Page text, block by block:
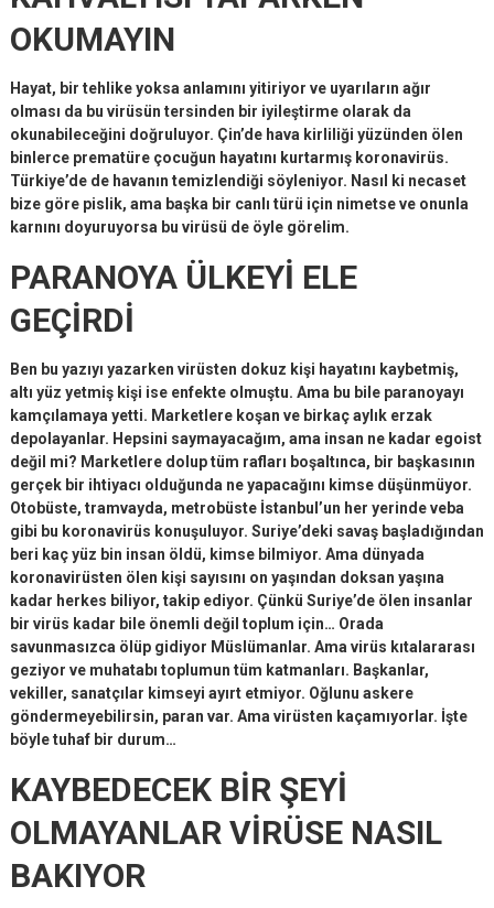
OKUMAYIN
Hayat, bir tehlike yoksa anlamını yitiriyor ve uyarıların ağır
olması da bu virüsün tersinden bir iyileştirme olarak da
okunabileceğini doğruluyor. Çin’de hava kirliliği yüzünden ölen
binlerce prematüre çocuğun hayatını kurtarmış koronavirüs.
Türkiye’de de havanın temizlendiği söyleniyor. Nasıl ki necaset
bize göre pislik, ama başka bir canlı türü için nimetse ve onunla
karnını doyuruyorsa bu virüsü de öyle görelim.
PARANOYA ÜLKEYİ ELE
GEÇİRDİ
Ben bu yazıyı yazarken virüsten dokuz kişi hayatını kaybetmiş,
altı yüz yetmiş kişi ise enfekte olmuştu. Ama bu bile paranoyayı
kamçılamaya yetti. Marketlere koşan ve birkaç aylık erzak
depolayanlar. Hepsini saymayacağım, ama insan ne kadar egoist
değil mi? Marketlere dolup tüm rafları boşaltınca, bir başkasının
gerçek bir ihtiyacı olduğunda ne yapacağını kimse düşünmüyor.
Otobüste, tramvayda, metrobüste İstanbul’un her yerinde veba
gibi bu koronavirüs konuşuluyor. Suriye’deki savaş başladığından
beri kaç yüz bin insan öldü, kimse bilmiyor. Ama dünyada
koronavirüsten ölen kişi sayısını on yaşından doksan yaşına
kadar herkes biliyor, takip ediyor. Çünkü Suriye’de ölen insanlar
bir virüs kadar bile önemli değil toplum için… Orada
savunmasızca ölüp gidiyor Müslümanlar. Ama virüs kıtalararası
geziyor ve muhatabı toplumun tüm katmanları. Başkanlar,
vekiller, sanatçılar kimseyi ayırt etmiyor. Oğlunu askere
göndermeyebilirsin, paran var. Ama virüsten kaçamıyorlar. İşte
böyle tuhaf bir durum…
KAYBEDECEK BİR ŞEYİ
OLMAYANLAR VİRÜSE NASIL
BAKIYOR